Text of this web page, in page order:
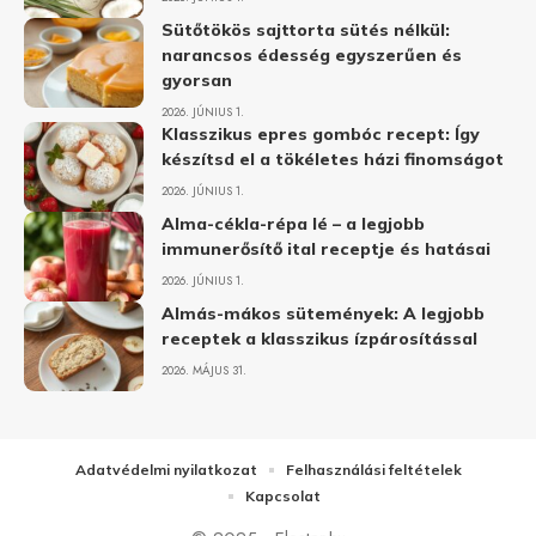
Sütőtökös sajttorta sütés nélkül:
narancsos édesség egyszerűen és
gyorsan
2026. JÚNIUS 1.
Klasszikus epres gombóc recept: Így
készítsd el a tökéletes házi finomságot
2026. JÚNIUS 1.
Alma-cékla-répa lé – a legjobb
immunerősítő ital receptje és hatásai
2026. JÚNIUS 1.
Almás-mákos sütemények: A legjobb
receptek a klasszikus ízpárosítással
2026. MÁJUS 31.
Adatvédelmi nyilatkozat
Felhasználási feltételek
Kapcsolat